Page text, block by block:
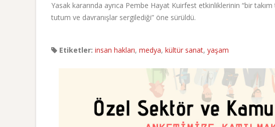
Yasak kararında ayrıca Pembe Hayat Kuirfest etkinliklerinin “bir
tutum ve davranışlar sergilediği” öne sürüldü.
Etiketler: insan hakları, medya, kültür sanat, yaşam